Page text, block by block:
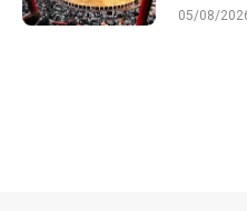
05/08/